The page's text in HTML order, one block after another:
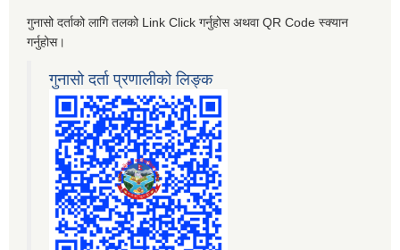
गुनासो दर्ताको लागि तलको Link Click गर्नुहोस अथवा QR Code स्क्यान
गर्नुहोस।
गुनासो दर्ता प्रणालीको लिङ्क